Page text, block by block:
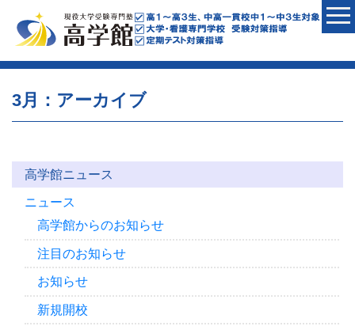
3月：アーカイブ
高学館ニュース
ニュース
高学館からのお知らせ
注目のお知らせ
お知らせ
新規開校